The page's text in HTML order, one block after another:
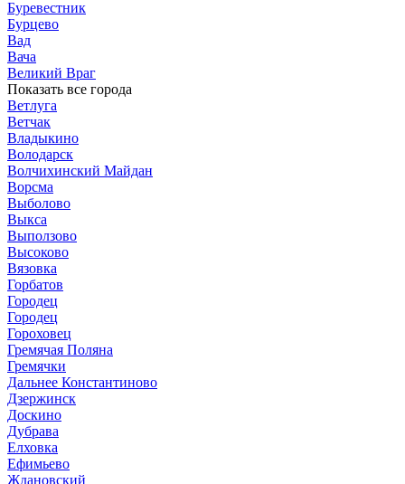
Буревестник
Бурцево
Вад
Вача
Великий Враг
Показать все города
Ветлуга
Ветчак
Владыкино
Володарск
Волчихинский Майдан
Ворсма
Выболово
Выкса
Выползово
Высоково
Вязовка
Горбатов
Городец
Городец
Гороховец
Гремячая Поляна
Гремячки
Дальнее Константиново
Дзержинск
Доскино
Дубрава
Елховка
Ефимьево
Ждановский